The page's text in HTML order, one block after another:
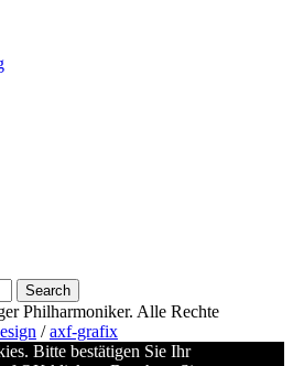
Philharmoniker. Alle Rechte
/axf-grafix
Bitte bestätigen Sie Ihr